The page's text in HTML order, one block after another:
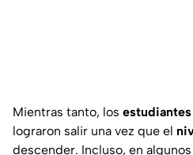
Mientras tanto, los estudiantes
lograron salir una vez que el
descender. Incluso, en